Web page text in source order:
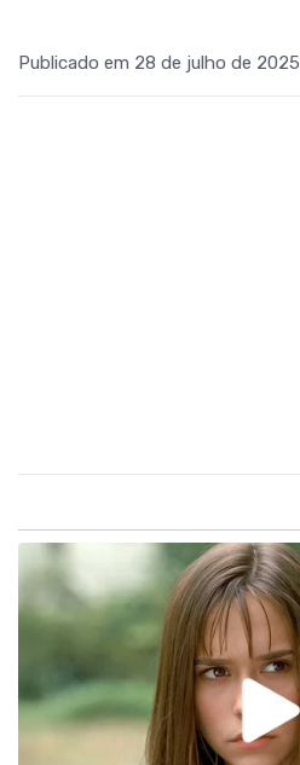
Publicado em 28 de julho de 2025